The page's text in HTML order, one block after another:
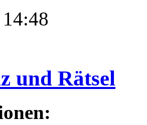
14:48
und Rätsel